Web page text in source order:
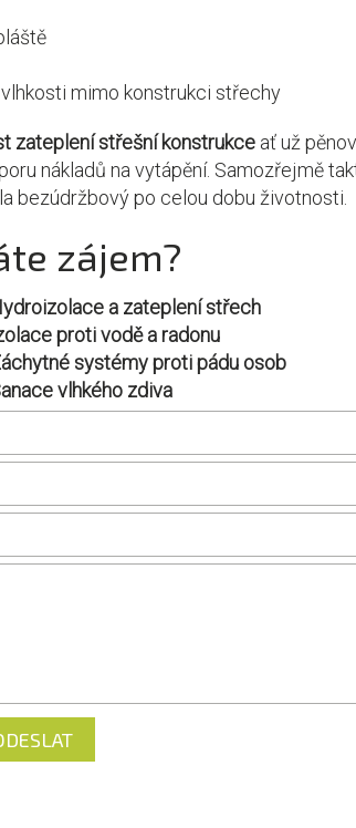
mimo konstrukci střechy
zateplení střešní konstrukce ať už
nákladů na vytápění. Samozřejmě
bezúdržbový po celou dobu životnosti.
zájem?
a zateplení střech
proti vodě a radonu
systémy proti pádu osob
vlhkého zdiva